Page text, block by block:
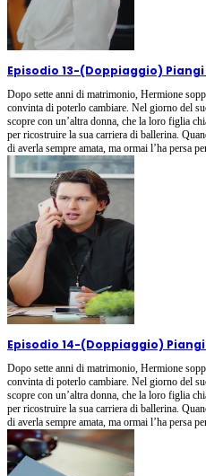
Episodio 13-(Doppiaggio) Piangi
Dopo sette anni di matrimonio, Hermione
convinta di poterlo cambiare. Nel giorno del
scopre con un’altra donna, che la loro figlia
per ricostruire la sua carriera di ballerina.
di averla sempre amata, ma ormai l’ha persa
Episodio 14-(Doppiaggio) Piangi
Dopo sette anni di matrimonio, Hermione
convinta di poterlo cambiare. Nel giorno del
scopre con un’altra donna, che la loro figlia
per ricostruire la sua carriera di ballerina.
di averla sempre amata, ma ormai l’ha persa